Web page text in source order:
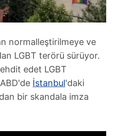
normalleştirilmeye ve
LGBT terörü sürüyor.
tehdit edet LGBT
İstanbul'daki
bir skandala imza